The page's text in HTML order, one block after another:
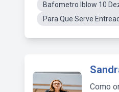
Bafometro Iblow 10
Para Que Serve
Como